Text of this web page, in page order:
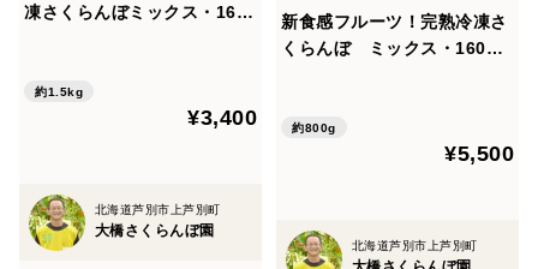
凍さくらんぼミックス・160
園】
約1.5kg
¥3,400
北海道芦別市上芦別町
大橋さくらんぼ園
新食感フルーツ！完熟冷凍さ
くらんぼ ミックス・160g×
約800g
¥5,500
北海道芦別市上芦別町